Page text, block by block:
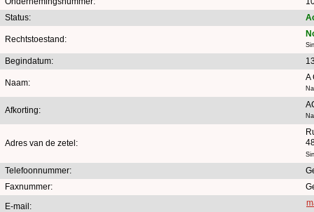
Status:
Rechtstoestand:
Begindatum:
Naam:
A
Afkorting:
Adres van de zetel:
Telefoonnummer:
Faxnummer:
E-mail: